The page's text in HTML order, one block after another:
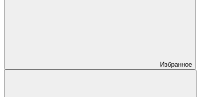
Избранное